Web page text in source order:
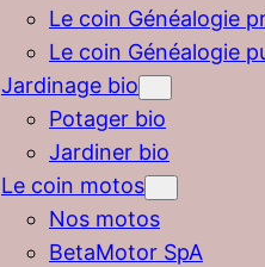
Le coin Généalogie
Le coin Généalogie
Jardinage bio
Potager bio
Jardiner bio
Le coin motos
Nos motos
BetaMotor SpA